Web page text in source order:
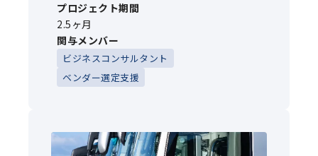
プロジェクト期間
2.5ヶ月
関与メンバー
ビジネスコンサルタント
ベンダー選定支援